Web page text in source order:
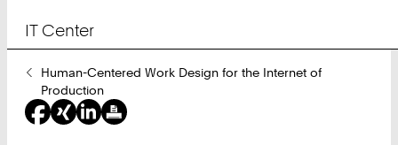
IT Center
Sie
sind
hier:
Human-Centered Work Design for the Internet of
Production